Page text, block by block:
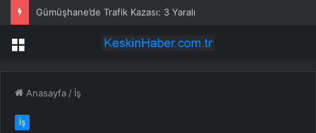
Gümüşhane’de Trafik Kazası: 3 Yaralı
Menü
Anasayfa / İş
İş